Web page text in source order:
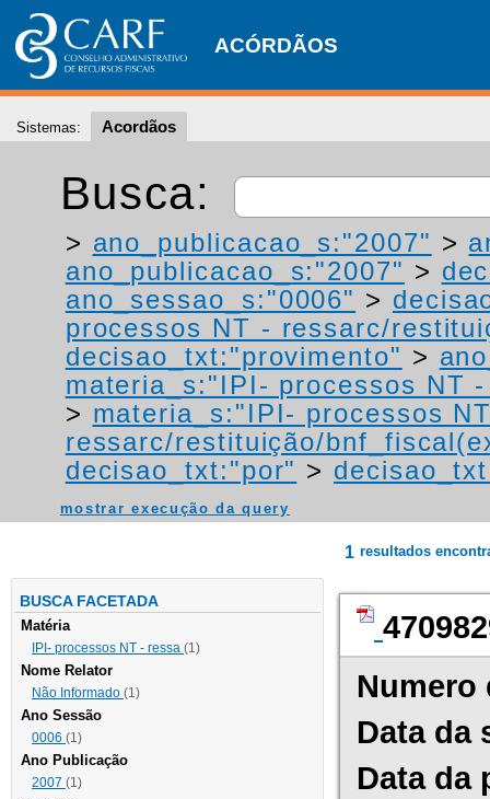
ACÓRDÃOS
Sistemas: Acordãos
Busca:
> ano_publicacao_s:"2007" >
ano_publicacao_s:"2007" >
ano_sessao_s:"0006" >
processos NT - ressarc/
decisao_txt:"provimento" >
materia_s:"IPI- processos NT
> materia_s:"IPI- processos
ressarc/restituição/
decisao_txt:"por" >
mostrar execução da query
BUSCA FACETADA
Matéria
IPI- processos NT - ressa (1)
Nome Relator
Não Informado (1)
Ano Sessão
0006 (1)
Ano Publicação
2007 (1)
1 resultados
Numero
Data da
Data da